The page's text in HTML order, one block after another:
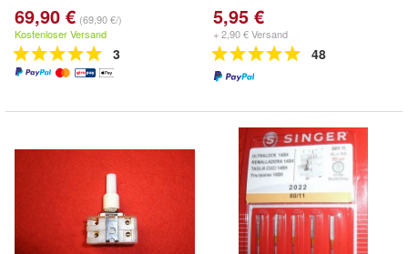
69,90 € (69,90 €/)
Kostenloser Versand
3
5,95 €
+ 2,90 € Versand
48